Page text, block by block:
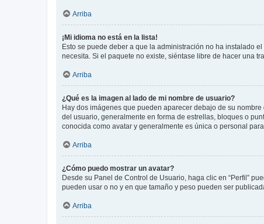
Arriba
¡Mi idioma no está en la lista!
Esto se puede deber a que la administración no ha instalado
necesita. Si el paquete no existe, siéntase libre de hacer una
Arriba
¿Qué es la imagen al lado de mi nombre de usuario?
Hay dos imágenes que pueden aparecer debajo de su
del usuario, generalmente en forma de estrellas, bloques o
conocida como avatar y generalmente es única o personal
Arriba
¿Cómo puedo mostrar un avatar?
Desde su Panel de Control de Usuario, haga clic en “Perfil”
pueden usar o no y en que tamaño y peso pueden ser
Arriba